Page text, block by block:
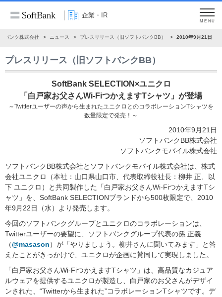
企業・IR
MENU
バンク株式会社 ニュース プレスリリース（旧ソフトバンクBB） 2010年9月21日
プレスリリース（旧ソフトバンクBB）
SoftBank SELECTION×ユニクロ
「白戸家お父さんWi-FiつかえますTシャツ」が登場
～Twitterユーザーの声から生まれたユニクロとのコラボレーションTシャツを
数量限定で発売！～
2010年9月21日
ソフトバンクBB株式会社
ソフトバンクモバイル株式会社
ソフトバンクBB株式会社とソフトバンクモバイル株式会社は、株式
会社ユニクロ（本社：山口県山口市、代表取締役社長：柳井 正、以
下 ユニクロ）と共同製作した「白戸家お父さんWi-FiつかえますTシ
ャツ」を、SoftBank SELECTIONブランドから500枚限定で、2010
年9月22日（水）より発売します。
今回のソフトバンクグループとユニクロのコラボレーションは、
Twitterユーザーの要望に、ソフトバンクグループ代表の孫 正義
（@masason）が「やりましょう。柳井さんに聞いてみます」と答
えたことがきっかけで、ユニクロが企画に賛同して実現しました。
「白戸家お父さんWi-FiつかえますTシャツ」は、高品質なカジュア
ルウェアを提供するユニクロが製造し、白戸家のお父さんがデザイ
ンされた、“Twitterから生まれた”コラボレーションTシャツです。デ